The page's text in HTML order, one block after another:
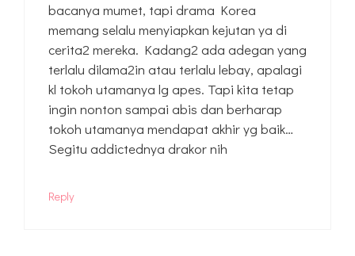
bacanya mumet, tapi drama Korea
memang selalu menyiapkan kejutan ya di
cerita2 mereka. Kadang2 ada adegan yang
terlalu dilama2in atau terlalu lebay, apalagi
kl tokoh utamanya lg apes. Tapi kita tetap
ingin nonton sampai abis dan berharap
tokoh utamanya mendapat akhir yg baik…
Segitu addictednya drakor nih
Reply